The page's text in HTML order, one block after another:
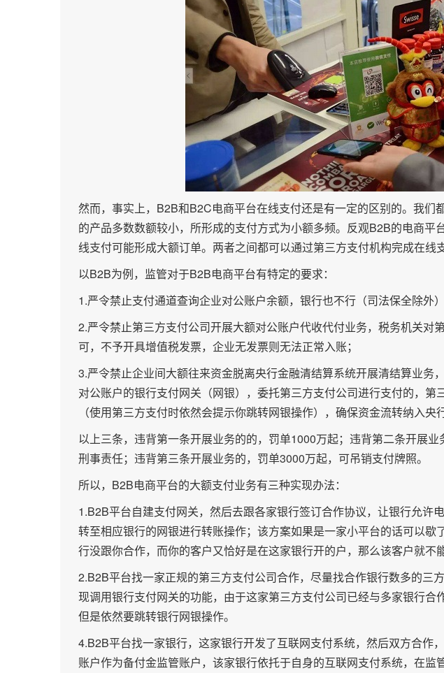
然而，事实上，B2B和B2C电商平台在线支付还是有一定的区别的。我们
的产品多数数额较小，所形成的支付方式为小额多频。反观B2B的电商平
线支付可能形成大额订单。两者之间都可以通过第三方支付机构完成在线
以B2B为例，监管对于B2B电商平台有特定的要求：
1.严令禁止支付通道查询企业对公账户余额，银行也不行（司法保全除外
2.严令禁止第三方支付公司开展大额对公账户代收代付业务，税务机关对
可，不予开具增值税发票，企业无发票则无法正常入账；
3.严令禁止企业间大额往来资金脱离央行金融清结算系统开展清结算业务
对公账户的银行支付网关（网银），委托第三方支付公司进行支付的，第
（使用第三方支付时依然会提示你跳转网银操作），确保资金流转纳入央
以上三条，违背第一条开展业务的的，罚单1000万起；违背第二条开展
刑事责任；违背第三条开展业务的，罚单3000万起，可吊销支付牌照。
所以，B2B电商平台的大额支付业务有三种实现办法：
1.B2B平台自建支付网关，然后去跟各家银行签订合作协议，让银行允许
转至相应银行的网银进行转账操作；该方案如果是一家小平台的话可以歇
行没跟你合作，而你的客户又恰好是在这家银行开的户，那么该客户就不
2.B2B平台找一家正规的第三方支付公司合作，尽量找合作银行数多的三
现调用银行支付网关的功能，由于这家第三方支付公司已经与多家银行合
但是依然要跳转银行网银操作。
4.B2B平台找一家银行，这家银行开发了互联网支付系统，然后双方合作
账户作为备付金监管账户，该家银行依托于自身的互联网支付系统，在监